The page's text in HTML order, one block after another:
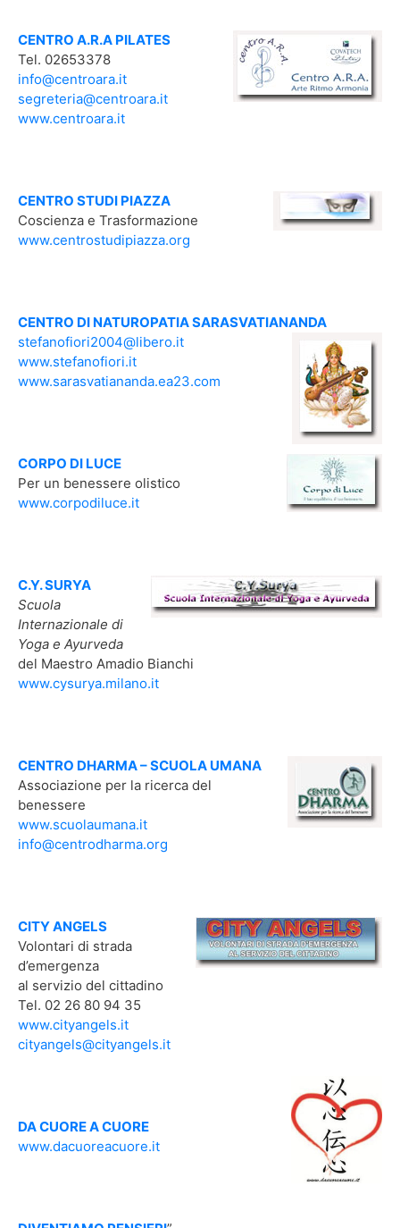
CENTRO A.R.A PILATES
Tel. 02653378
info@centroara.it
segreteria@centroara.it
www.centroara.it
CENTRO STUDI PIAZZA
Coscienza e Trasformazione
www.centrostudipiazza.org
CENTRO DI NATUROPATIA SARASVATIANANDA
stefanofiori2004@libero.it
www.stefanofiori.it
www.sarasvatiananda.ea23.com
CORPO DI LUCE
Per un benessere olistico
www.corpodiluce.it
C.Y. SURYA
Scuola
Internazionale di
Yoga e Ayurveda
del Maestro Amadio Bianchi
www.cysurya.milano.it
CENTRO DHARMA – SCUOLA UMANA
Associazione per la ricerca del
benessere
www.scuolaumana.it
info@centrodharma.org
CITY ANGELS
Volontari di strada
d’emergenza
al servizio del cittadino
Tel. 02 26 80 94 35
www.cityangels.it
cityangels@cityangels.it
DA CUORE A CUORE
www.dacuoreacuore.it